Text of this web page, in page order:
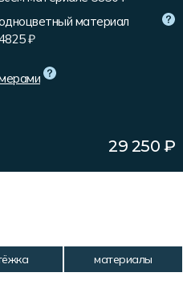
материал
₽
29 250 ₽
материалы